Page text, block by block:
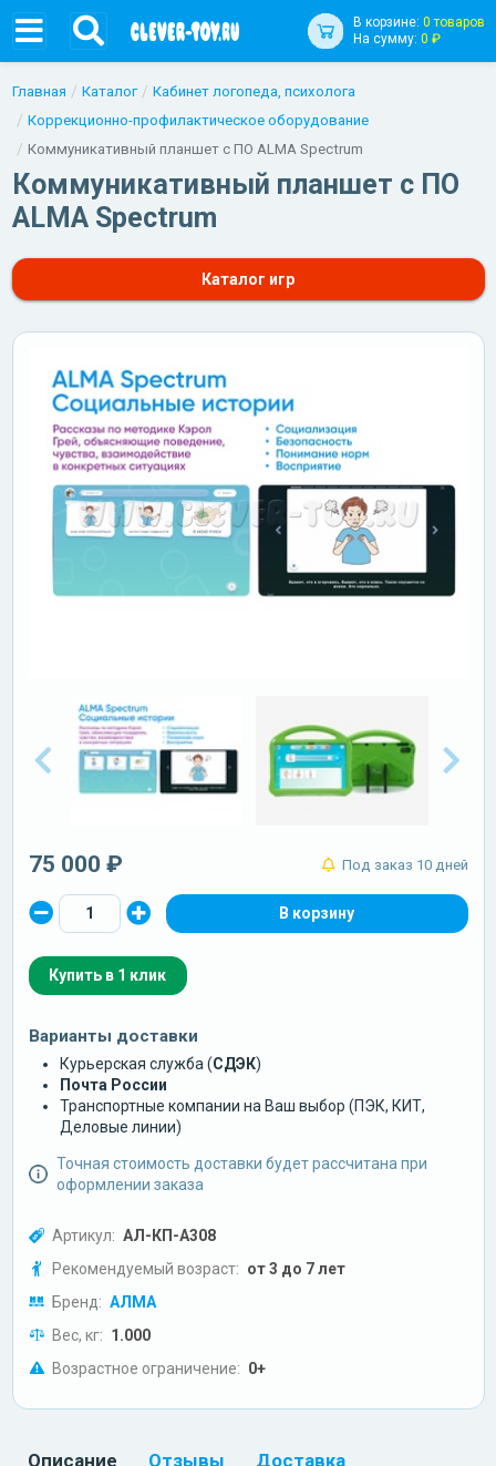
В корзине: 0 товаров
На сумму: 0 ₽
Главная Каталог
Кабинет логопеда, психолога
Коррекционно-профилактическое оборудование
Коммуникативный планшет с ПО ALMA Spectrum
Коммуникативный планшет с ПО
ALMA Spectrum
Каталог игр
75 000 ₽ Под заказ 10 дней
Купить в 1 клик
Варианты доставки
Курьерская служба (СДЭК)
Почта России
Транспортные компании на Ваш выбор (ПЭК, КИТ,
Деловые линии)
Точная стоимость доставки будет рассчитана при
оформлении заказа
Артикул: АЛ-КП-А308
Рекомендуемый возраст: от 3 до 7 лет
Бренд: АЛМА
Вес, кг: 1.000
Возрастное ограничение: 0+
Описание Отзывы Доставка